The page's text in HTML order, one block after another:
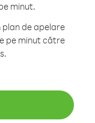
minut.
de apelare
pe minut către